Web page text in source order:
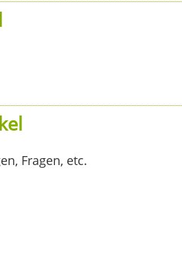
Fragen, etc.